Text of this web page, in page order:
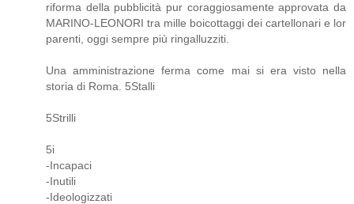
riforma della pubblicità pur coraggiosamente approvata da
MARINO-LEONORI tra mille boicottaggi dei cartellonari e lor
parenti, oggi sempre più ringalluzziti.
Una amministrazione ferma come mai si era visto nella
storia di Roma. 5Stalli
5Strilli
5i
-Incapaci
-Inutili
-Ideologizzati